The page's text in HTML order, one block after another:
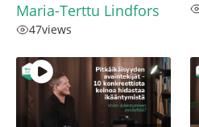
Maria-Terttu Lindfors
47views